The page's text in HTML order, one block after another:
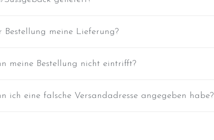
meine Lieferung?
meine Bestellung nicht eintrifft?
ich eine falsche Versandadresse angegeben habe?